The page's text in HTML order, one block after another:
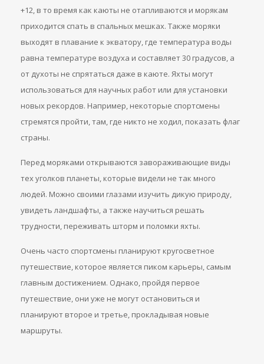
+12, в то время как каюты не отапливаются и морякам
приходится спать в спальных мешках. Также моряки
выходят в плавание к экватору, где температура воды
равна температуре воздуха и составляет 30 градусов, а
от духоты не спрятаться даже в каюте. Яхты могут
использоваться для научных работ или для установки
новых рекордов. Например, некоторые спортсмены
стремятся пройти, там, где никто не ходил, показать флаг
страны.
Перед моряками открываются завораживающие виды
тех уголков планеты, которые видели не так много
людей. Можно своими глазами изучить дикую природу,
увидеть ландшафты, а также научиться решать
трудности, переживать шторм и поломки яхты.
Очень часто спортсмены планируют кругосветное
путешествие, которое является пиком карьеры, самым
главным достижением. Однако, пройдя первое
путешествие, они уже не могут остановиться и
планируют второе и третье, прокладывая новые
маршруты.